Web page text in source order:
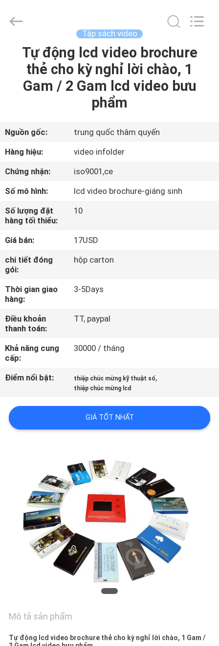
NHÀ
CÁC
VỀ
CHÚNG
THAM
QUAN
NHÀ
MÁY
KIỂM
SOÁT
CHẤT
LƯỢNG
LIÊN
CHÚNG
TÔI
PRIVACY
POLICY
Videoinfolder
Technology
Tập sách video
Tự động lcd video brochure
thẻ cho kỳ nghỉ lời chào, 1
Gam / 2 Gam lcd video bưu
phẩm
Nguồn gốc:
trung quốc thâm quyến
Hàng hiệu:
video infolder
Chứng nhận:
iso9001,ce
Số mô hình:
lcd video brochure-giáng sinh
Số lượng đặt
hàng tối thiểu:
10
Giá bán:
17USD
chi tiết đóng
gói:
hộp carton
Thời gian giao
hàng:
3-5Days
Điều khoản
thanh toán:
TT, paypal
Khả năng cung
cấp:
30000 / tháng
Điểm nổi bật: thiệp chúc mừng kỹ thuật số,
thiệp chúc mừng lcd
GIÁ TỐT NHẤT
Mô tả sản phẩm
Tự động lcd video brochure thẻ cho kỳ nghỉ lời chào, 1 Gam /